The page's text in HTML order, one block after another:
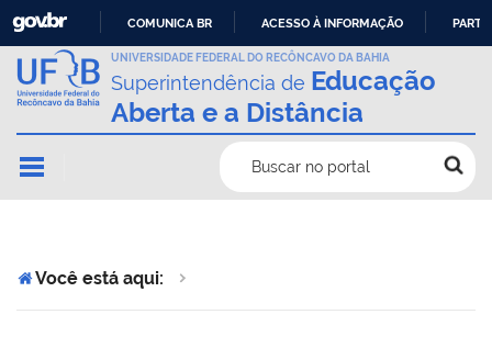
IR
PARA
O
CONTEÚDO
COMUNICA BR ACESSO À INFORMAÇÃO
UNIVERSIDADE FEDERAL DO RECÔNCAVO DA BAHIA
Superintendência de Educação
Aberta e a Distância
Buscar no portal
Você está aqui: